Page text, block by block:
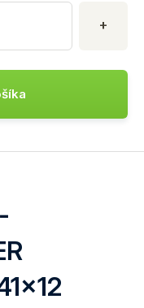
+
Minimálne
FLOWER